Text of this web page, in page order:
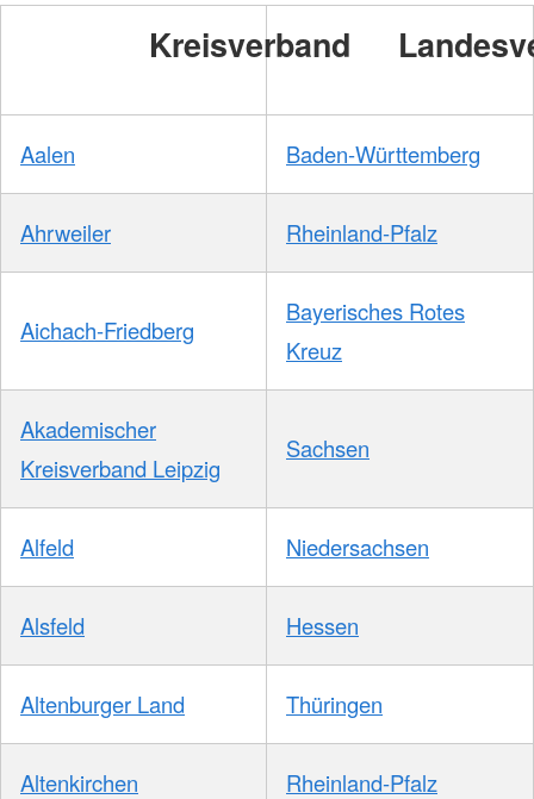
Kreisverband
Aalen Baden-Württemberg
Ahrweiler Rheinland-Pfalz
Aichach-Friedberg
Bayerisches Rotes
Kreuz
Akademischer
Kreisverband Leipzig
Sachsen
Alfeld Niedersachsen
Alsfeld Hessen
Altenburger Land Thüringen
Altenkirchen Rheinland-Pfalz